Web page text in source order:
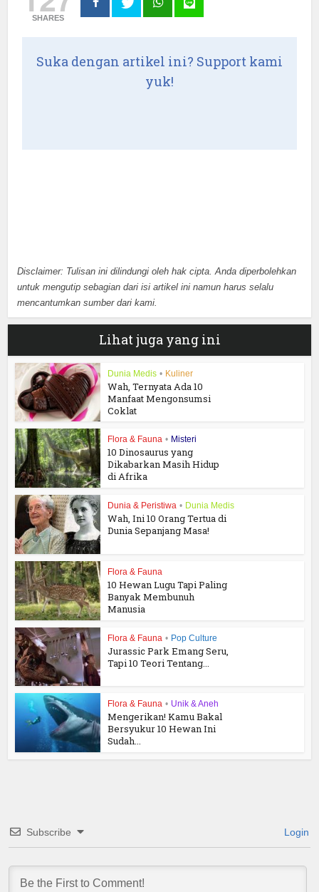
SHARES
Suka dengan artikel ini? Support kami
yuk!
Disclaimer: Tulisan ini dilindungi oleh hak cipta. Anda diperbolehkan
untuk mengutip sebagian dari isi artikel ini namun harus selalu
mencantumkan sumber dari kami.
Lihat juga yang ini
Dunia Medis • Kuliner
Wah, Ternyata Ada 10
Manfaat Mengonsumsi
Coklat
Flora & Fauna • Misteri
10 Dinosaurus yang
Dikabarkan Masih Hidup
di Afrika
Dunia & Peristiwa • Dunia Medis
Wah, Ini 10 Orang Tertua di
Dunia Sepanjang Masa!
Flora & Fauna
10 Hewan Lugu Tapi Paling
Banyak Membunuh
Manusia
Flora & Fauna • Pop Culture
Jurassic Park Emang Seru,
Tapi 10 Teori Tentang...
Flora & Fauna • Unik & Aneh
Mengerikan! Kamu Bakal
Bersyukur 10 Hewan Ini
Sudah...
Subscribe Login